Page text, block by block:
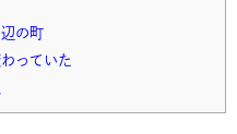
の町
っていた